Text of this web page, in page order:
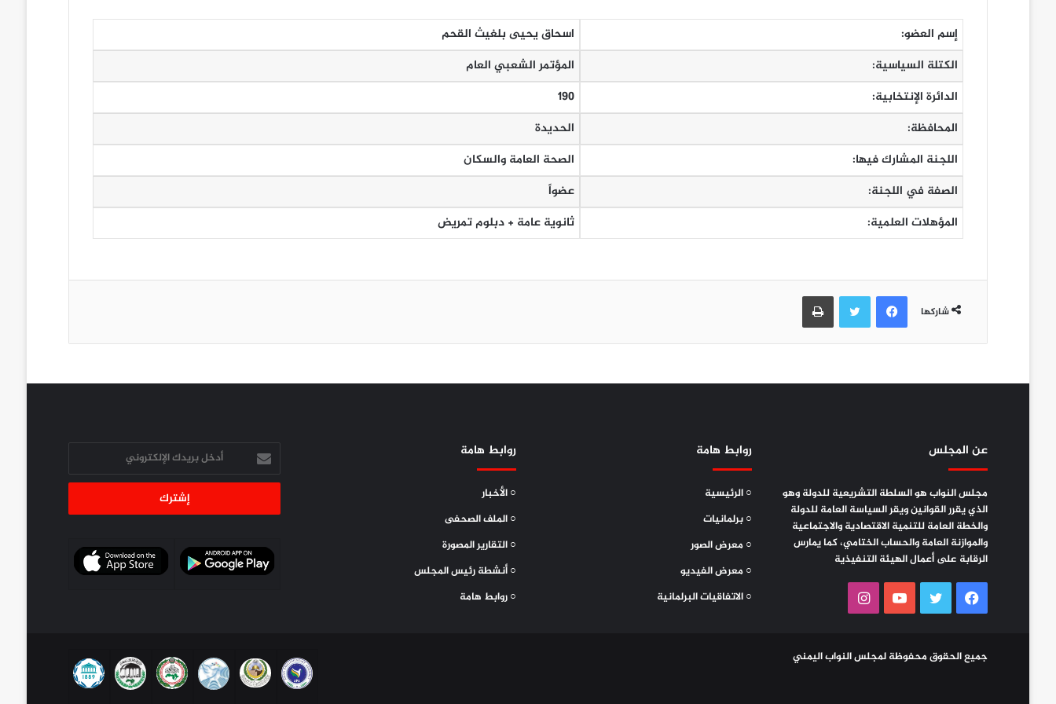
إسم العضو:
اسحاق يحيى بلغيث القحم
الكتلة السياسية:
المؤتمر الشعبي العام
الدائرة الإنتخابية:
190
المحافظة:
الحديدة
اللجنة المشارك فيها:
الصحة العامة والسكان
الصفة في اللجنة:
عضواً
المؤهلات العلمية:
ثانوية عامة + دبلوم تمريض
شاركها
فيسبوك تويتر طباعة
عن المجلس
مجلس النواب هو السلطة التشريعية للدولة وهو
الذي يقرر القوانين ويقر السياسة العامة للدولة
والخطة العامة للتنمية الاقتصادية والاجتماعية
والموازنة العامة والحساب الختامي، كما يمارس
الرقابة على أعمال الهيئة التنفيذية
فيسبوك تويتر يوتيوب
روابط هامة
○ الرئيسية
○ برلمانيات
○ معرض الصور
○ معرض الفيديو
○ الاتفاقيات البرلمانية
روابط هامة
○ الأخبار
○ الملف الصحفى
○ التقارير المصورة
○ أنشطة رئيس المجلس
○ روابط هامة
أدخل
بريدك
الإلكتروني
جميع الحقوق محفوظة لمجلس النواب اليمني